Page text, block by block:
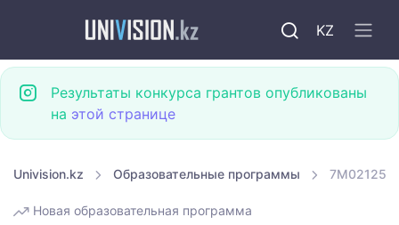
KZ
Результаты конкурса грантов опубликованы
на этой странице
Univision.kz Образовательные программы 7M02125
Новая образовательная программа